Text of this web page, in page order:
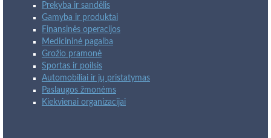
Prekyba ir sandėlis
Gamyba ir produktai
Finansinės operacijos
Medicininė pagalba
Grožio pramonė
Sportas ir poilsis
Automobiliai ir jų pristatymas
Paslaugos žmonėms
Kiekvienai organizacijai